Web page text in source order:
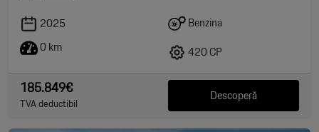
2025
0 km
Benzina
420 CP
185.849€
TVA deductibil Descoperă